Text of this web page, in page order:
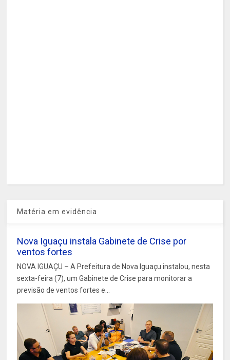
Matéria em evidência
Nova Iguaçu instala Gabinete de Crise por
ventos fortes
NOVA IGUAÇU – A Prefeitura de Nova Iguaçu instalou, nesta
sexta-feira (7), um Gabinete de Crise para monitorar a
previsão de ventos fortes e...